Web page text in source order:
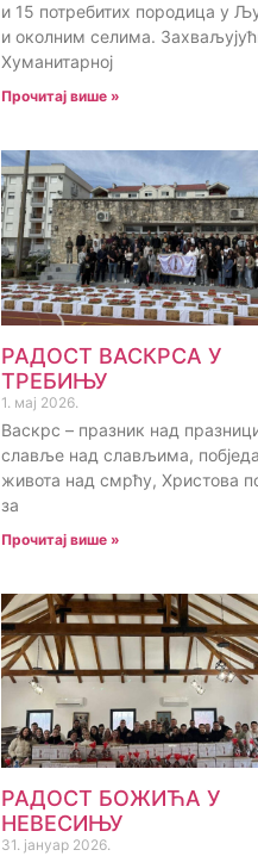
и 15 потребитих породица у
и околним селима.
Хуманитарној
Прочитај више »
РАДОСТ ВАСКРСА У
ТРЕБИЊУ
1. мај 2026.
Васкрс – празник над
славље над слављима, побједа
живота над смрћу, Христова
за
Прочитај више »
РАДОСТ БОЖИЋА У
НЕВЕСИЊУ
31. јануар 2026.